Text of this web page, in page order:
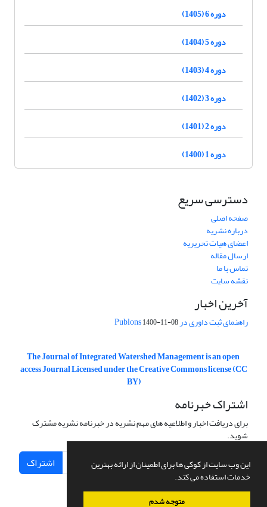
این وب سایت از کوکی ها برای اطمینان از ارائه بهترین
خدمات استفاده می کند.
متوجه شدم
دوره 6 (1405)
دوره 5 (1404)
دوره 4 (1403)
دوره 3 (1402)
دوره 2 (1401)
دوره 1 (1400)
دسترسی سریع
صفحه اصلی
درباره نشریه
اعضای هیات تحریریه
ارسال مقاله
تماس با ما
نقشه سایت
آخرین اخبار
راهنمای ثبت داوری در Publons1400-11-08
The Journal of Integrated Watershed Management is an open
access Journal Licensed under the Creative Commons license (CC
BY)
اشتراک خبرنامه
برای دریافت اخبار و اطلاعیه های مهم نشریه در خبرنامه نشریه مشترک
شوید.
اشتراک